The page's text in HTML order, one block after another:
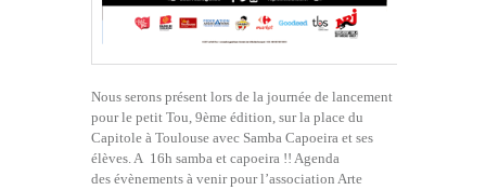
Nous serons présent lors de la journée de lancement
pour le petit Tou, 9ème édition, sur la place du
Capitole à Toulouse avec Samba Capoeira et ses
élèves. A 16h samba et capoeira !! Agenda
des évènements à venir pour l’association Arte